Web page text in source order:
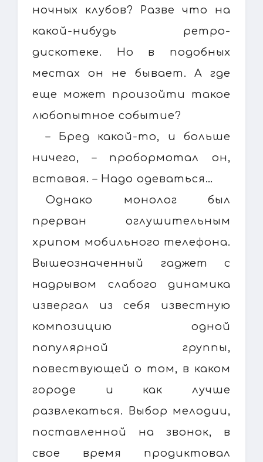
ночных клубов? Разве что на
какой-нибудь ретро-
дискотеке. Но в подобных
местах он не бывает. А где
еще может произойти такое
любопытное событие?
– Бред какой-то, и больше
ничего, – пробормотал он,
вставая. – Надо одеваться…
Однако монолог был
прерван оглушительным
хрипом мобильного телефона.
Вышеозначенный гаджет с
надрывом слабого динамика
извергал из себя известную
композицию одной
популярной группы,
повествующей о том, в каком
городе и как лучше
развлекаться. Выбор мелодии,
поставленной на звонок, в
свое время продиктовал